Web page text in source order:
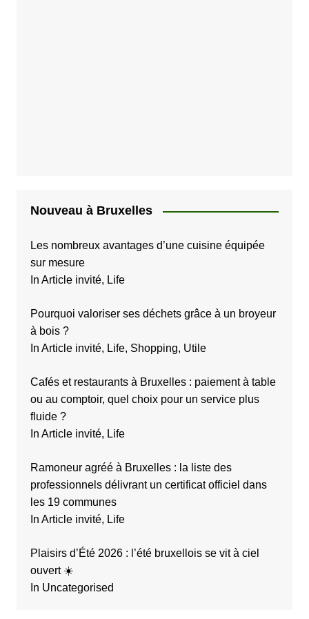
Nouveau à Bruxelles
Les nombreux avantages d’une cuisine équipée
sur mesure
In Article invité, Life
Pourquoi valoriser ses déchets grâce à un broyeur
à bois ?
In Article invité, Life, Shopping, Utile
Cafés et restaurants à Bruxelles : paiement à table
ou au comptoir, quel choix pour un service plus
fluide ?
In Article invité, Life
Ramoneur agréé à Bruxelles : la liste des
professionnels délivrant un certificat officiel dans
les 19 communes
In Article invité, Life
Plaisirs d’Été 2026 : l’été bruxellois se vit à ciel
ouvert ☀️
In Uncategorised